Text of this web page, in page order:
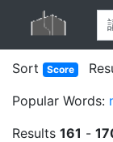
Sort
Score
Popular Words:
Results 161 -